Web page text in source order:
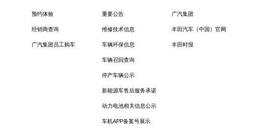
预约体验
经销商查询
广汽集团员工购车
重要公告
维修技术信息
车辆环保信息
车辆召回查询
停产车辆公示
新能源车售后服务承诺
动力电池相关信息公示
车机APP备案号展示
广汽集团
丰田汽车（中国）官网
丰田时报